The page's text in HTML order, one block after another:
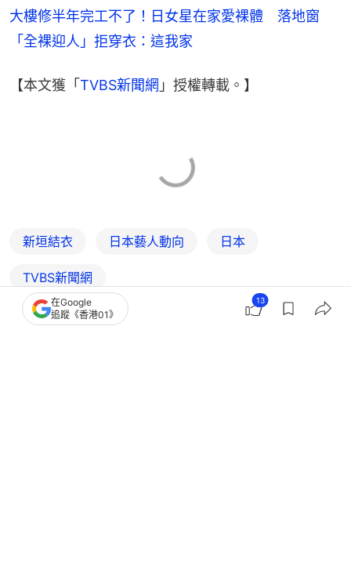
大樓修半年完工不了！日女星在家愛裸體　落地窗
「全裸迎人」拒穿衣：這我家
【本文獲「 TVBS新聞網 」授權轉載。】
新垣結衣 日本藝人動向 日本
TVBS新聞網
在Google
追蹤《香港01》
13